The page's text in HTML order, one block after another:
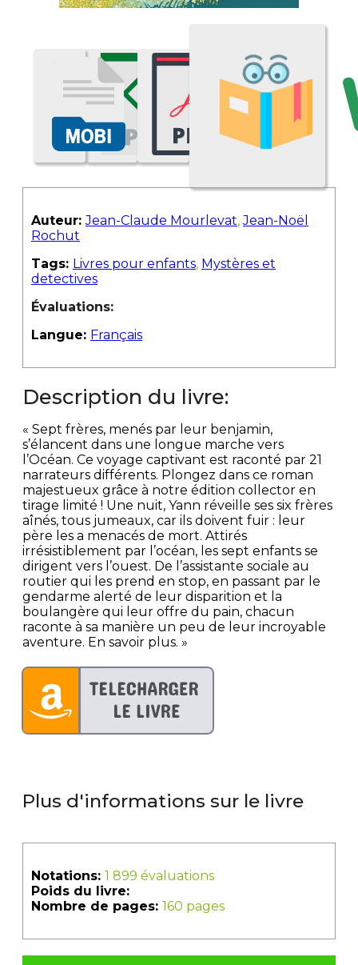
Auteur:Jean-Claude Mourlevat,Jean-Noël
Rochut
Tags: Livres pour enfants, Mystères et
detectives
Évaluations:
Langue: Français
Description du livre:
« Sept frères, menés par leur benjamin,
s’élancent dans une longue marche vers
l’Océan. Ce voyage captivant est raconté par 21
narrateurs différents. Plongez dans ce roman
majestueux grâce à notre édition collector en
tirage limité ! Une nuit, Yann réveille ses six frères
aînés, tous jumeaux, car ils doivent fuir : leur
père les a menacés de mort. Attirés
irrésistiblement par l’océan, les sept enfants se
dirigent vers l’ouest. De l’assistante sociale au
routier qui les prend en stop, en passant par le
gendarme alerté de leur disparition et la
boulangère qui leur offre du pain, chacun
raconte à sa manière un peu de leur incroyable
aventure. En savoir plus. »
Plus d'informations sur le livre
Notations: 1 899 évaluations
Poids du livre:
Nombre de pages: 160 pages